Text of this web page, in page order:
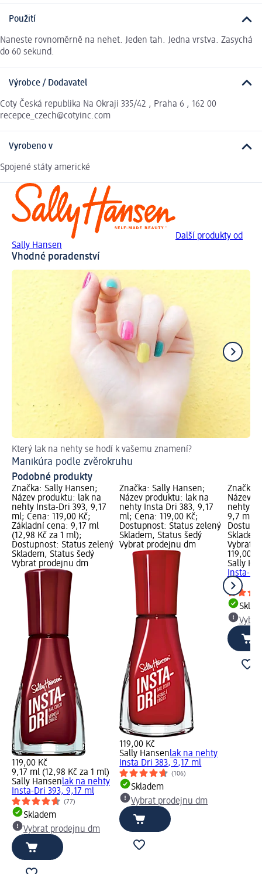
Použití
Naneste rovnoměrně na nehet. Jeden tah. Jedna vrstva. Zasychá
do 60 sekund.
Výrobce / Dodavatel
Coty Česká republika Na Okraji 335/42 , Praha 6 , 162 00
recepce_czech@cotyinc.com
Vyrobeno v
Spojené státy americké
Další produkty od
Sally Hansen
Vhodné poradenství
Který lak na nehty se hodí k vašemu znamení?
Manikúra podle zvěrokruhu
Podobné produkty
Značka: Sally Hansen;
Název produktu: lak na
nehty Insta-Dri 393, 9,17
ml; Cena: 119,00 Kč;
Základní cena: 9,17 ml
(12,98 Kč za 1 ml);
Dostupnost: Status zelený
Skladem, Status šedý
Vybrat prodejnu dm
119,00 Kč
9,17 ml (12,98 Kč za 1 ml)
Sally Hansenlak na nehty
Insta-Dri 393, 9,17 ml
(77)
Skladem
Vybrat prodejnu dm
Značka: Sally Hansen;
Název produktu: lak na
nehty Insta Dri 383, 9,17
ml; Cena: 119,00 Kč;
Dostupnost: Status zelený
Skladem, Status šedý
Vybrat prodejnu dm
119,00 Kč
Sally Hansenlak na nehty
Insta Dri 383, 9,17 ml
(106)
Skladem
Vybrat prodejnu dm
Značka:
Název
nehty
9,7 ml;
Vybrat
119,00
Sally
Insta-
ml